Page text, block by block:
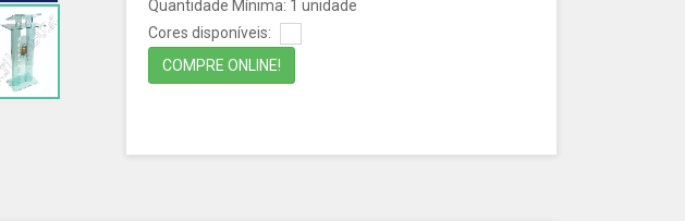
Quantidade Mínima: 1 unidade
Cores disponíveis:
COMPRE ONLINE!